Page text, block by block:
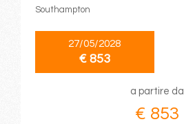
Southampton
27/05/2028
€ 853
a partire da
€ 853